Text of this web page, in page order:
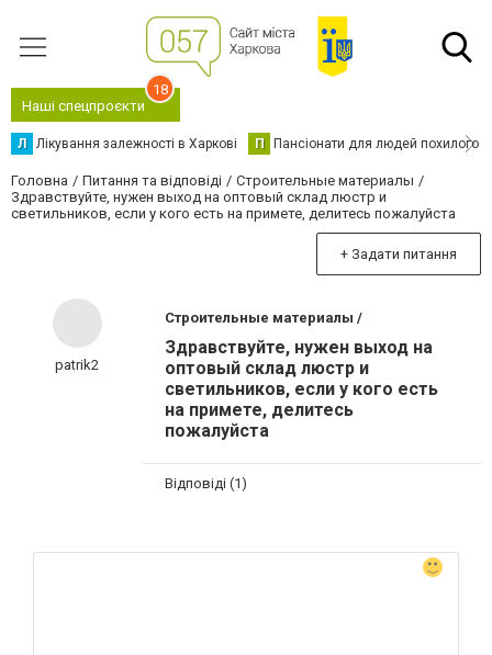
Наші спецпроєкти
18
Л Лікування залежності в Харкові П Пансіонати для людей похилого
Головна Питання та відповіді
Строительные материалы
Здравствуйте, нужен выход на оптовый склад люстр и
светильников, если у кого есть на примете, делитесь пожалуйста
+ Задати питання
patrik2
Строительные материалы /
Здравствуйте, нужен выход на
оптовый склад люстр и
светильников, если у кого есть
на примете, делитесь
пожалуйста
Відповіді (1)